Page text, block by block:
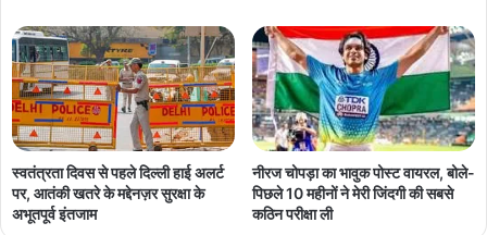
स्वतंत्रता दिवस से पहले दिल्ली हाई अलर्ट
पर, आतंकी खतरे के मद्देनज़र सुरक्षा के
अभूतपूर्व इंतजाम
नीरज चोपड़ा का भावुक पोस्ट वायरल, बोले-
पिछले 10 महीनों ने मेरी जिंदगी की सबसे
कठिन परीक्षा ली